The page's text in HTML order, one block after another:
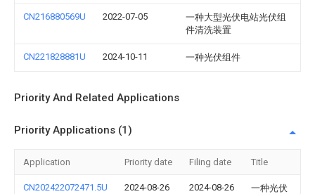
CN216880569U 2022-07-05
一种大型光伏电站光伏组
件清洗装置
CN221828881U 2024-10-11 一种光伏组件
Priority And Related Applications
Priority Applications (1)
Application Priority date Filing date Title
CN202422072471.5U 2024-08-26 2024-08-26
一种光伏